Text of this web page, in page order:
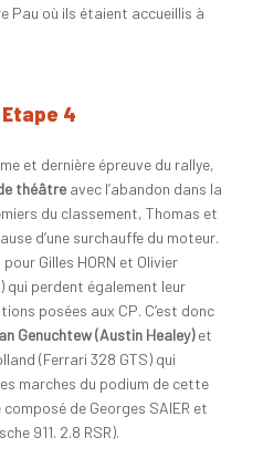
Pau où ils étaient accueillis à
4
et dernière épreuve du rallye,
théâtre avec l’abandon dans la
du classement, Thomas et
d’une surchauffe du moteur.
Gilles HORN et Olivier
qui perdent également leur
posées aux CP. C’est donc
Genuchtew (Austin Healey)et
(Ferrari 328 GTS) qui
marches du podium de cette
de Georges SAIER et
911. 2.8 RSR).